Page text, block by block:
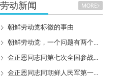
劳动新闻
朝鲜劳动党标徽的事由
朝鲜劳动党，一个问题有两个...
金正恩同志同第七次全国参战...
金正恩同志同朝鲜人民军第一...